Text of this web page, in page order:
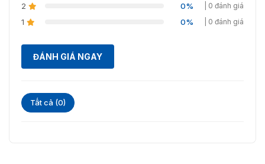
Công ty phân phối chính hãng hộp nối
Vietnamsmartlà công ty phân phối chính hãng sản
phẩm hộp nối tiếp điểm Hikvision DS-1280ZJ-DM18
năng chống thời tiết tốt và quy trình lắp đặt đơn giản,
sản phẩm là lựa chọn hàng đầu để lắp đặt camera.
2 0% | 0 đánh giá
1 0% | 0 đánh giá
ĐÁNH GIÁ NGAY
Tất cả (0)